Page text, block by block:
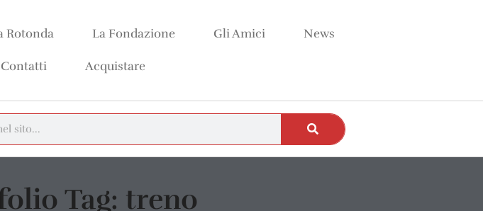
Rotonda La Fondazione Gli Amici News
Contatti Acquistare
Tag: treno